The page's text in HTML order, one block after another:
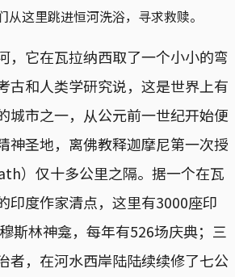
这里跳进恒河洗浴，寻求救赎。
，它在瓦拉纳西取了一个小小的弯
古和人类学研究说，这是世界上有
城市之一，从公元前一世纪开始便
神圣地，离佛教释迦摩尼第一次授
）仅十多公里之隔。据一个在瓦
印度作家清点，这里有3000座印
斯林神龛，每年有526场庆典；三
者，在河水西岸陆陆续续修了七公